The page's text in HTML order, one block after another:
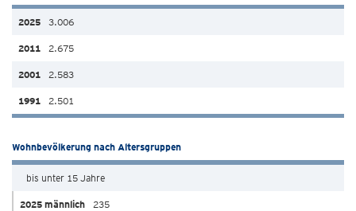
3.006
2.675
2.583
2.501
Wohnbevölkerung nach Altersgruppen
bis unter 15 Jahre
235